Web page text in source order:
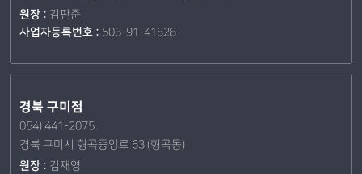
원장 : 김판준
사업자등록번호 : 503-91-41828
경북 구미점
054) 441-2075
경북 구미시 형곡중앙로 63 (형곡동)
원장 : 김재영